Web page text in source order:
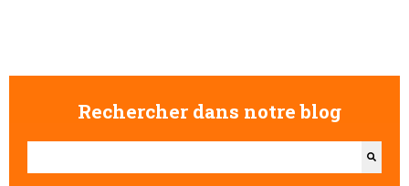
Rechercher dans notre blog
Il s'agit d'un champ de recherche auquel est associée une